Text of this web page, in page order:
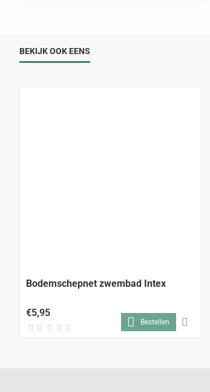
BEKIJK OOK EENS
Bodemschepnet zwembad Intex
€5,95
Bestellen